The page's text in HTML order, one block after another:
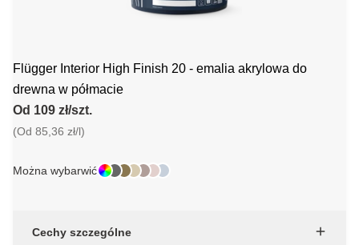
Flügger Interior High Finish 20 - emalia akrylowa do
drewna w półmacie
Od 109 zł/szt.
(Od 85,36 zł/l)
Można wybarwić
Cechy szczególne